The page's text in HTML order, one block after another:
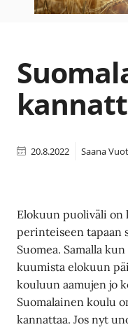
20.8.2022 Saana
Elokuun puoliväli on
perinteiseen tapaan
Suomea. Samalla
kuumista elokuun
kouluun aamujen jo
Suomalainen koulu
kannattaa. Jos nyt